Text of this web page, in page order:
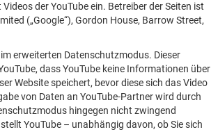
Videos der YouTube ein. Betreiber der Seiten ist
(„Google“), Gordon House, Barrow Street,
erweiterten Datenschutzmodus. Dieser
dass YouTube keine Informationen über
Website speichert, bevor diese sich das Video
von Daten an YouTube-Partner wird durch
hingegen nicht zwingend
YouTube – unabhängig davon, ob Sie sich